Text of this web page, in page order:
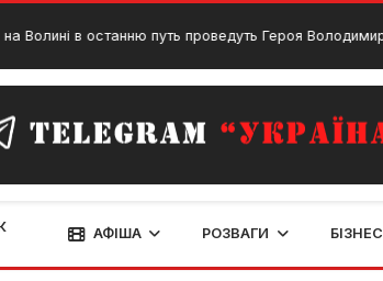
останню путь проведуть Героя Володимира Оркіша
АФІША РОЗВАГИ БІЗНЕС